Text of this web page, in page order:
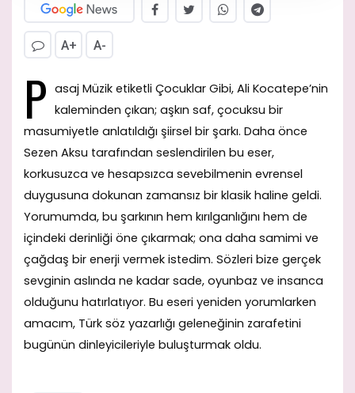
A+ A-
P asaj Müzik etiketli Çocuklar Gibi, Ali Kocatepe’nin
kaleminden çıkan; aşkın saf, çocuksu bir
masumiyetle anlatıldığı şiirsel bir şarkı. Daha önce
Sezen Aksu tarafından seslendirilen bu eser,
korkusuzca ve hesapsızca sevebilmenin evrensel
duygusuna dokunan zamansız bir klasik haline geldi.
Yorumumda, bu şarkının hem kırılganlığını hem de
içindeki derinliği öne çıkarmak; ona daha samimi ve
çağdaş bir enerji vermek istedim. Sözleri bize gerçek
sevginin aslında ne kadar sade, oyunbaz ve insanca
olduğunu hatırlatıyor. Bu eseri yeniden yorumlarken
amacım, Türk söz yazarlığı geleneğinin zarafetini
bugünün dinleyicileriyle buluşturmak oldu.